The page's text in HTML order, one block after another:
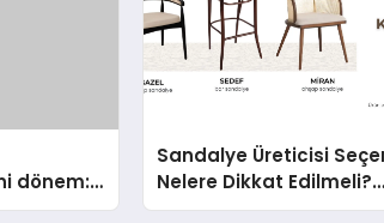
dönem:
Sandalye Üreticisi
Nelere Dikkat Edilmeli?
Profesyonel Satın Alma